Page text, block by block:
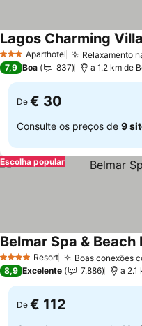
3 EstrelasAparthotel Relaxamento
Lagos Charming
7,9 Boa 837 a 1.2 km de
De € 30
Consulte os preços de 9
Escolha popular
4 EstrelasResort Boas conexões
Belmar Spa & Beach
8,9 Excelente 7.886 a 2.1
De € 112